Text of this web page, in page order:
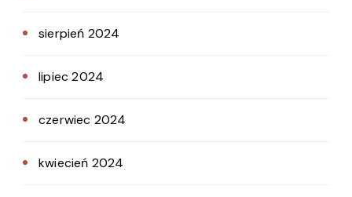
sierpień 2024
lipiec 2024
czerwiec 2024
kwiecień 2024